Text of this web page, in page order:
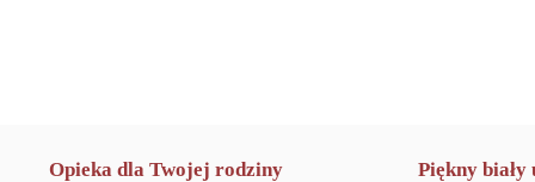
Opieka dla Twojej rodziny Piękny biały